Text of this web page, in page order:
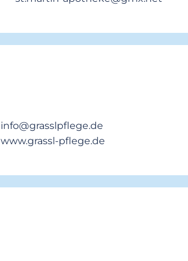
info@grasslpflege.de
www.grassl-pflege.de